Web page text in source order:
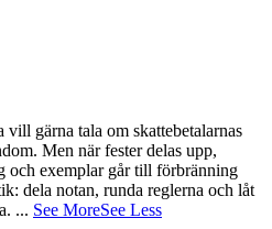
gärna tala om skattebetalarnas
Men när fester delas upp,
och exemplar går till förbränning
dela notan, runda reglerna och låt
... See MoreSee Less